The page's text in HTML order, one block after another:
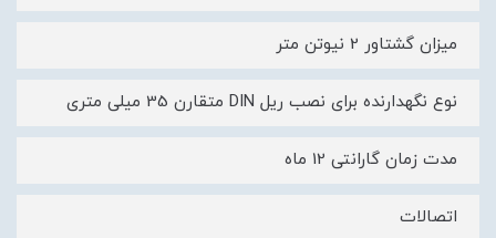
میزان گشتاور 2 نیوتن متر
نوع نگهدارنده برای نصب ریل DIN متقارن 35 میلی متری
مدت زمان گارانتی 12 ماه
اتصالات